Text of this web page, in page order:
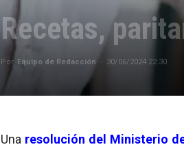
Recetas,
Por Equipo de Redacción - 30/06/2024 22:30
Una resolución del Ministerio